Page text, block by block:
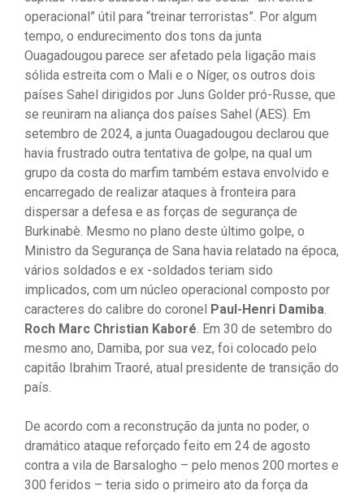
operacional” útil para “treinar terroristas”. Por algum
tempo, o endurecimento dos tons da junta
Ouagadougou parece ser afetado pela ligação mais
sólida estreita com o Mali e o Níger, os outros dois
países Sahel dirigidos por Juns Golder pró-Russe, que
se reuniram na aliança dos países Sahel (AES). Em
setembro de 2024, a junta Ouagadougou declarou que
havia frustrado outra tentativa de golpe, na qual um
grupo da costa do marfim também estava envolvido e
encarregado de realizar ataques à fronteira para
dispersar a defesa e as forças de segurança de
Burkinabè. Mesmo no plano deste último golpe, o
Ministro da Segurança de Sana havia relatado na época,
vários soldados e ex -soldados teriam sido
implicados, com um núcleo operacional composto por
caracteres do calibre do coronel Paul-Henri Damiba
Roch Marc Christian Kaboré . Em 30 de setembro do
mesmo ano, Damiba, por sua vez, foi colocado pelo
capitão Ibrahim Traoré, atual presidente de transição do
país.
De acordo com a reconstrução da junta no poder, o
dramático ataque reforçado feito em 24 de agosto
contra a vila de Barsalogho – pelo menos 200 mortes e
300 feridos – teria sido o primeiro ato da força da